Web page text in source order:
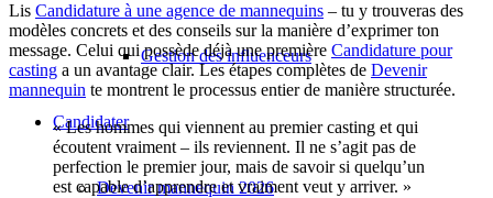
Gestion des influenceurs
Candidater
Devenir mannequin 2026
Lis Candidature à une agence de mannequins – tu y trouveras des
modèles concrets et des conseils sur la manière d’exprimer ton
message. Celui qui possède déjà une première Candidature pour
casting a un avantage clair. Les étapes complètes de Devenir
mannequin te montrent le processus entier de manière structurée.
« Les hommes qui viennent au premier casting et qui
écoutent vraiment – ils reviennent. Il ne s’agit pas de
perfection le premier jour, mais de savoir si quelqu’un
est capable d’apprendre et vraiment veut y arriver. »